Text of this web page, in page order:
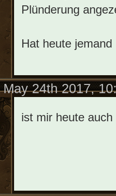
Plünderung
Hat heute
24th 2017,
ist mir heute